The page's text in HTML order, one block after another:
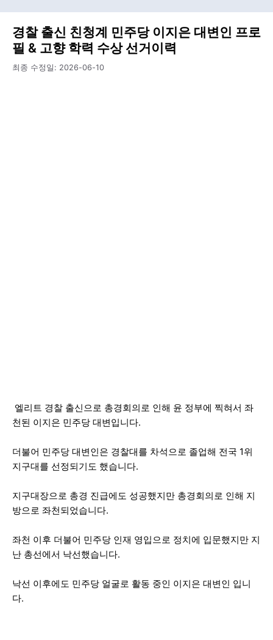
경찰 출신 친청계 민주당 이지은 대변인 프로
필 & 고향 학력 수상 선거이력
최종 수정일: 2026-06-10
엘리트 경찰 출신으로 총경회의로 인해 윤 정부에 찍혀서 좌
천된 이지은 민주당 대변입니다.
더불어 민주당 대변인은 경찰대를 차석으로 졸업해 전국 1위
지구대를 선정되기도 했습니다.
지구대장으로 총경 진급에도 성공했지만 총경회의로 인해 지
방으로 좌천되었습니다.
좌천 이후 더불어 민주당 인재 영입으로 정치에 입문했지만 지
난 총선에서 낙선했습니다.
낙선 이후에도 민주당 얼굴로 활동 중인 이지은 대변인 입니
다.